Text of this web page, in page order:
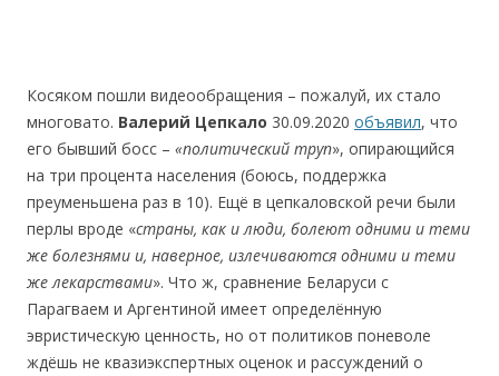
Косяком пошли видеообращения – пожалуй, их стало
многовато. Валерий Цепкало 30.09.2020 объявил, что
его бывший босс – «политический труп», опирающийся
на три процента населения (боюсь, поддержка
преуменьшена раз в 10). Ещё в цепкаловской речи были
перлы вроде «страны, как и люди, болеют одними и теми
же болезнями и, наверное, излечиваются одними и теми
же лекарствами». Что ж, сравнение Беларуси с
Парагваем и Аргентиной имеет определённую
эвристическую ценность, но от политиков поневоле
ждёшь не квазиэкспертных оценок и рассуждений о